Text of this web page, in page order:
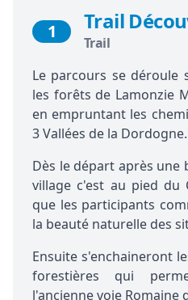
1 Trail
Trail
Le parcours se déroule
les forêts de Lamonzie
en empruntant les
3 Vallées de la Dordogne.
Dès le départ après une
village c'est au pied du
que les participants
la beauté naturelle des
Ensuite s'enchaineront
forestières qui
l'ancienne voie Romaine